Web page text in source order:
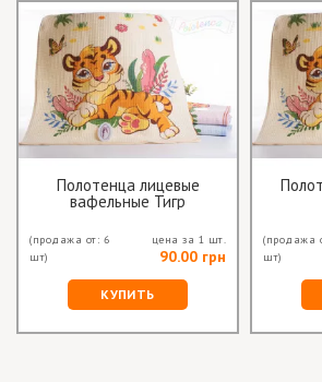
Полотенца лицевые
вафельные Тигр
(продажа от: 6
шт)
цена за 1 шт.
90.00 грн
КУПИТЬ
(продажа
шт)